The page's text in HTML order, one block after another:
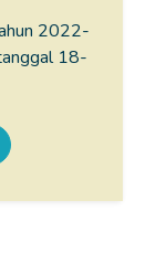
2022-
18-